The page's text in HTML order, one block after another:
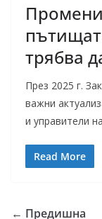
трябва
През 2025 г.
важни
и управители
Read More
← Предишна